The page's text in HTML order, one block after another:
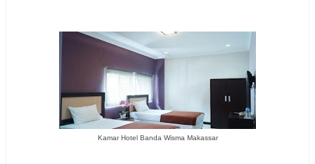
Kamar Hotel Banda Wisma Makassar